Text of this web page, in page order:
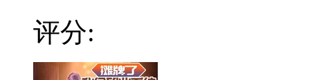
评分: